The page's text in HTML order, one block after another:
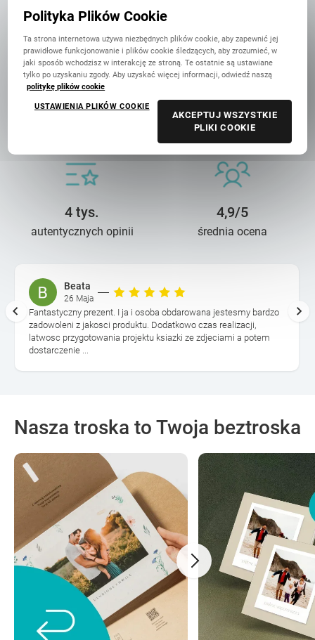
w Polsce
14 lat troski 90 mln+
wydrukowanych zdjęć
4 tys.
autentycznych opinii
4,9/5
średnia ocena
Beata
26 Maja
Fantastyczny prezent. I ja i osoba obdarowana jestesmy bardzo
zadowoleni z jakosci produktu. Dodatkowo czas realizacji,
latwosc przygotowania projektu ksiazki ze zdjeciami a potem
dostarczenie ...
Nasza troska to Twoja beztroska
Polityka Plików Cookie
Ta strona internetowa używa niezbędnych plików cookie, aby zapewnić jej
prawidłowe funkcjonowanie i plików cookie śledzących, aby zrozumieć, w
jaki sposób wchodzisz w interakcję ze stroną. Te ostatnie są ustawiane
tylko po uzyskaniu zgody. Aby uzyskać więcej informacji, odwiedź naszą
politykę plików cookie
USTAWIENIA PLIKÓW COOKIE
AKCEPTUJ WSZYSTKIE
PLIKI COOKIE